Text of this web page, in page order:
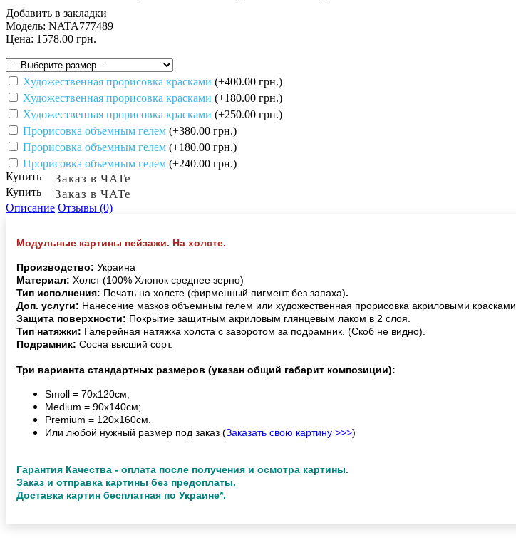
Добавить в закладки
Модель: NATA777489
Цена: 1578.00 грн.
Художественная прорисовка красками (+400.00 грн.)
Художественная прорисовка красками (+180.00 грн.)
Художественная прорисовка красками (+250.00 грн.)
Прорисовка объемным гелем (+380.00 грн.)
Прорисовка объемным гелем (+180.00 грн.)
Прорисовка объемным гелем (+240.00 грн.)
Купить
Заказ в ЧАТе
Купить Заказ в ЧАТе
Описание Отзывы (0)
Модульные картины пейзажи. На холсте.
Производство: Украина
Материал: Холст (100% Хлопок среднее зерно)
Тип исполнения: Печать на холсте (фирменный пигмент без запаха).
Доп. услуги: Нанесение мазков объемным гелем или художественная прорисовка акриловыми красками.
Защита поверхности: Покрытие защитным акриловым глянцевым лаком в 2 слоя.
Тип натяжки: Галерейная натяжка холста с заворотом за подрамник. (Скоб не видно).
Подрамник: Сосна высший сорт.
Три варианта стандартных размеров (указан общий габарит композиции):
Smoll = 70х120см;
Medium = 90х140см;
Premium = 120х160см.
Или любой нужный размер под заказ (Заказать свою картину >>>)
Гарантия Качества - оплата после получения и осмотра картины.
Заказ и отправка картины без предоплаты.
Доставка картин бесплатная по Украине*.